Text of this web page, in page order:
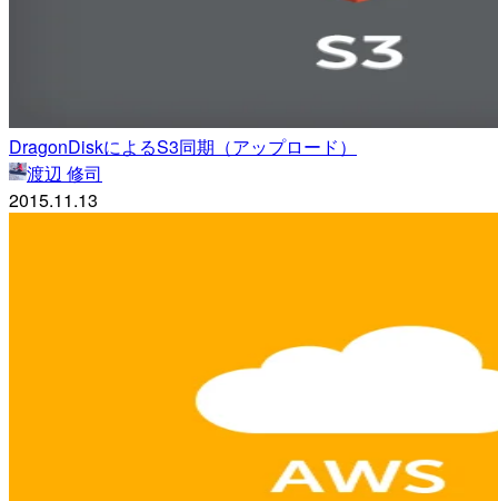
DragonDiskによるS3同期（アップロード）
渡辺 修司
2015.11.13